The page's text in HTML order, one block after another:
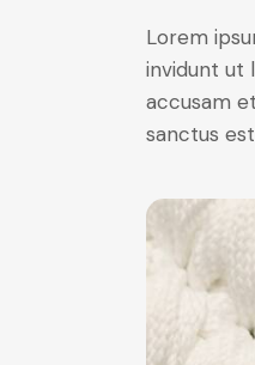
Lorem
invidunt ut
accusam
sanctus